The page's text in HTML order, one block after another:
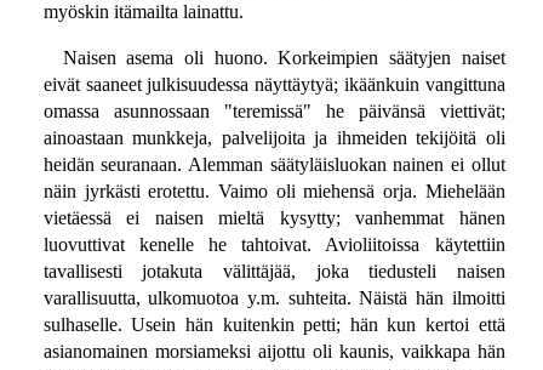
myöskin itämailta lainattu.
Naisen asema oli huono. Korkeimpien säätyjen naiset
eivät saaneet julkisuudessa näyttäytyä; ikäänkuin vangittuna
omassa asunnossaan "teremissä" he päivänsä viettivät;
ainoastaan munkkeja, palvelijoita ja ihmeiden tekijöitä oli
heidän seuranaan. Alemman säätyläisluokan nainen ei ollut
näin jyrkästi erotettu. Vaimo oli miehensä orja. Miehelään
vietäessä ei naisen mieltä kysytty; vanhemmat hänen
luovuttivat kenelle he tahtoivat. Avioliitoissa käytettiin
tavallisesti jotakuta välittäjää, joka tiedusteli naisen
varallisuutta, ulkomuotoa y.m. suhteita. Näistä hän ilmoitti
sulhaselle. Usein hän kuitenkin petti; hän kun kertoi että
asianomainen morsiameksi aijottu oli kaunis, vaikkapa hän